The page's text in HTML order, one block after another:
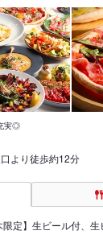
実◎
より徒歩約12分
定】生ビール付、生